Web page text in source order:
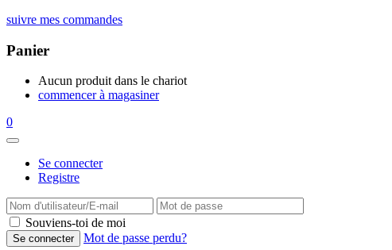
suivre mes commandes
Panier
Aucun produit dans le chariot
commencer à magasiner
0
Se connecter
Registre
Souviens-toi de moi
Mot de passe perdu?